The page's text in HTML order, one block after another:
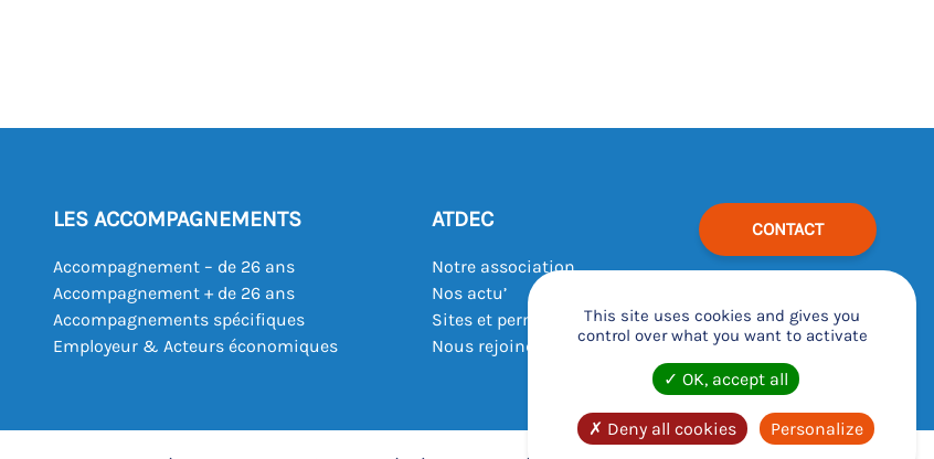
LES ACCOMPAGNEMENTS
Accompagnement – de 26 ans
Accompagnement + de 26 ans
Accompagnements spécifiques
Employeur & Acteurs économiques
ATDEC
Notre association
Nos actu’
Sites et permanences
Nous rejoindre
CONTACT
This site uses cookies and gives you
control over what you want to activate
OK, accept all
Deny all cookies Personalize